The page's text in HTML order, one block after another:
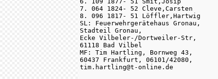
7. 064 1824- 52 Cleve,Carsten
8. 096 1817- 51 Löffler,Hartwig
SL: Feuerwehrgerätehaus Gronau,
Stadteil Gronau,
Ecke Vilbeler-/Dortweiler-Str,
61118 Bad Vilbel
MF: Tim Hartling, Bornweg 43,
60437 Frankfurt, 06101/42080,
tim.hartling@t-online.de